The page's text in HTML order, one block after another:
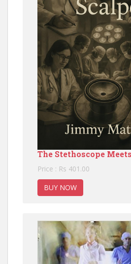
The Stethoscope
Price : Rs 401.00
BUY NOW